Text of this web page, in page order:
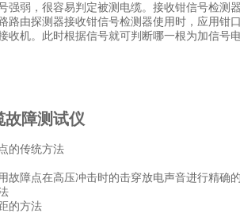
强弱，很容易判定被测电缆。接收钳信号检测
路由探测器接收钳信号检测器使用时，应用钳
收机。此时根据信号就可判断哪一根为加信号
故障测试仪
的传统方法
故障点在高压冲击时的击穿放电声音进行精确的
的方法